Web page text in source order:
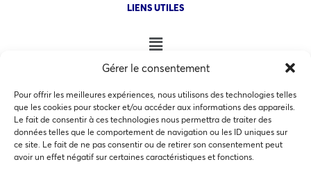
Gérer le consentement
Pour offrir les meilleures expériences, nous utilisons des technologies telles
que les cookies pour stocker et/ou accéder aux informations des appareils.
Le fait de consentir à ces technologies nous permettra de traiter des
données telles que le comportement de navigation ou les ID uniques sur
ce site. Le fait de ne pas consentir ou de retirer son consentement peut
avoir un effet négatif sur certaines caractéristiques et fonctions.
Ce site utilise des cookies pour les statistiques et pour
LIENS UTILES
NOS AUTRES SITES
COPYRIGHT @ 2026 - INVEST IN BORDEAUX - 32 Allées d'Orléans